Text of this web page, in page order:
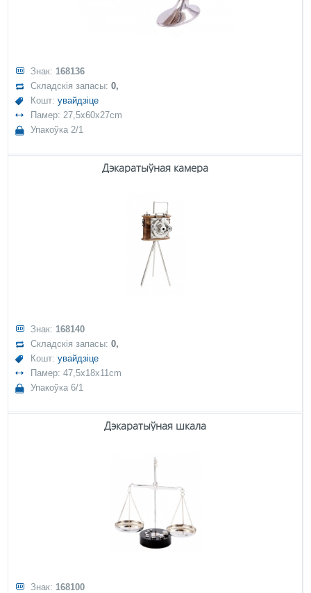
Знак: 168136
Складскія запасы:0,
Кошт:увайдзіце
Памер: 27,5x60x27cm
Упакоўка 2/1
Дэкаратыўная камера
Знак: 168140
Складскія запасы:0,
Кошт:увайдзіце
Памер: 47,5x18x11cm
Упакоўка 6/1
Дэкаратыўная шкала
Знак: 168100